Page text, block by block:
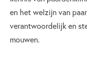
en het welzijn van
verantwoordelijk en
mouwen.